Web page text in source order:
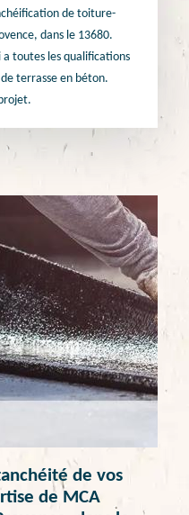
de toiture-
dans le 13680.
a toutes les qualifications
terrasse en béton.
de vos
de MCA